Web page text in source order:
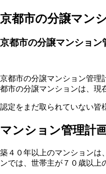
ここから本文です。
京都市の分譲マン
京都市の分譲マンション
京都市の分譲マンション管理
都市の分譲マンションは、現
認定をまだ取られていない皆
マンション管理計
築４０年以上のマンションは
ンでは、世帯主が７０歳以上